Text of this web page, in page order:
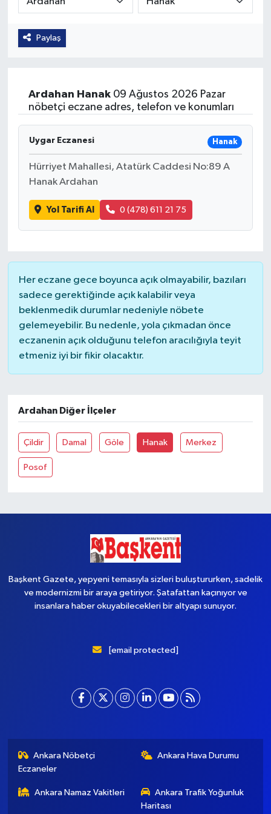
Paylaş
Ardahan Hanak09 Ağustos 2026 Pazar
nöbetçi eczane adres, telefon ve konumları
Uygar Eczanesi Hanak
Hürriyet Mahallesi, Atatürk Caddesi No:89 A
Hanak Ardahan
Yol Tarifi Al 0 (478) 611 21 75
Her eczane gece boyunca açık olmayabilir, bazıları
sadece gerektiğinde açık kalabilir veya
beklenmedik durumlar nedeniyle nöbete
gelemeyebilir. Bu nedenle, yola çıkmadan önce
eczanenin açık olduğunu telefon aracılığıyla teyit
etmeniz iyi bir fikir olacaktır.
Ardahan Diğer İlçeler
Çildir Damal Göle Hanak Merkez
Posof
Başkent Gazete, yepyeni temasıyla sizleri buluştururken, sadelik
ve modernizmi bir araya getiriyor. Şatafattan kaçınıyor ve
insanlara haber okuyabilecekleri bir altyapı sunuyor.
[email protected]
Ankara Nöbetçi
Eczaneler
Ankara Hava Durumu
Ankara Namaz Vakitleri
Ankara Trafik Yoğunluk
Haritası
Özel Haber
Resmi İlan
Sağlık
Siyaset
Yaşam